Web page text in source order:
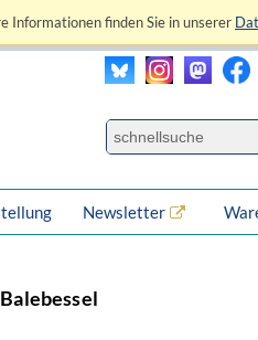
Informationen finden Sie in unserer
Newsletter